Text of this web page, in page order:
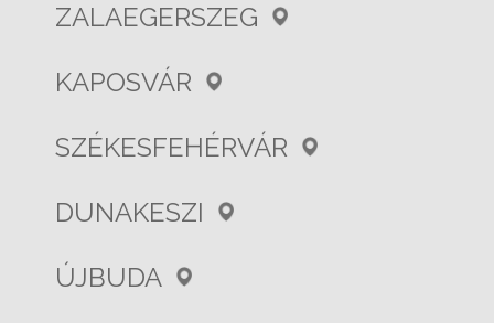
ZALAEGERSZEG
KAPOSVÁR
SZÉKESFEHÉRVÁR
DUNAKESZI
ÚJBUDA